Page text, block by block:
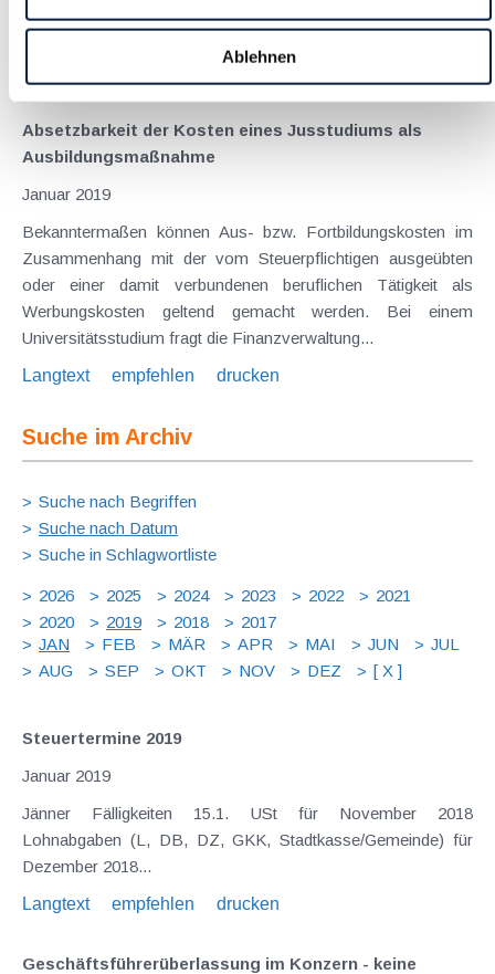
Ablehnen
unlängst (GZ Ra 2016/15/0039 vom 13.9.2018) mit...
Absetzbarkeit der Kosten eines Jusstudiums als
Ausbildungsmaßnahme
Januar 2019
Bekanntermaßen können Aus- bzw. Fortbildungskosten im
Zusammenhang mit der vom Steuerpflichtigen ausgeübten
oder einer damit verbundenen beruflichen Tätigkeit als
Werbungskosten geltend gemacht werden. Bei einem
Universitätsstudium fragt die Finanzverwaltung...
Langtext
empfehlen drucken
Suche im Archiv
Suche nach Begriffen
Suche nach Datum
Suche in Schlagwortliste
2026 2025 2024 2023 2022
2021
2020
2019 2018
2017
JAN
FEB MÄR APR MAI JUN
JUL
AUG
SEP OKT NOV DEZ [ X ]
Steuertermine 2019
Januar 2019
Jänner Fälligkeiten 15.1. USt für November 2018
Lohnabgaben (L, DB, DZ, GKK, Stadtkasse/Gemeinde) für
Dezember 2018...
Langtext
empfehlen drucken
Geschäftsführerüberlassung im Konzern - keine